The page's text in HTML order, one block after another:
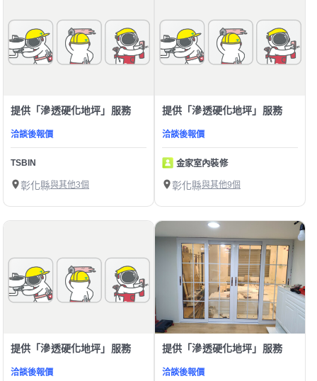
提供「滲透硬化地坪」服務
洽談後報價
TSBIN
彰化縣與其他3個
提供「滲透硬化地坪」服務
洽談後報價
金家室內裝修
彰化縣與其他9個
提供「滲透硬化地坪」服務
洽談後報價
提供「滲透硬化地坪」服務
洽談後報價